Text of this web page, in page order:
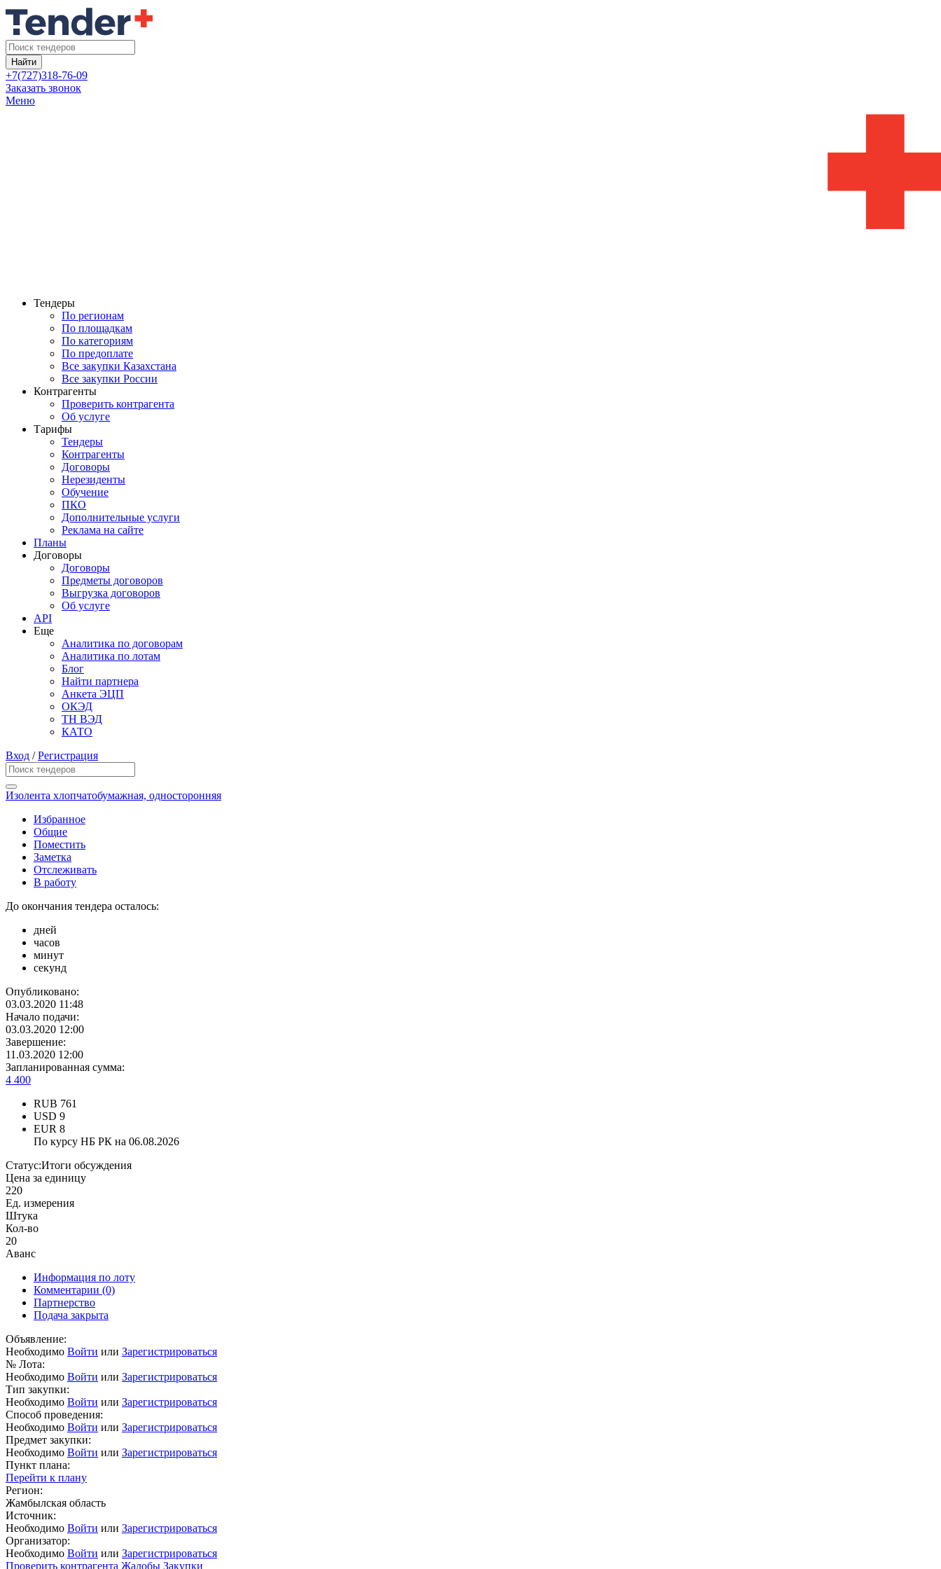
Найти
+7(727)318-76-09
Заказать звонок
Меню
Тендеры
По регионам
По площадкам
По категориям
По предоплате
Все закупки Казахстана
Все закупки России
Контрагенты
Проверить контрагента
Об услуге
Тарифы
Тендеры
Контрагенты
Договоры
Нерезиденты
Обучение
ПКО
Дополнительные услуги
Реклама на сайте
Планы
Договоры
Договоры
Предметы договоров
Выгрузка договоров
Об услуге
API
Еще
Аналитика по договорам
Аналитика по лотам
Блог
Найти партнера
Анкета ЭЦП
ОКЭД
ТН ВЭД
КАТО
Вход /Регистрация
Изолента хлопчатобумажная, односторонняя
Избранное
Общие
Поместить
Заметка
Отслеживать
В работу
До окончания тендера осталось:
дней
часов
минут
секунд
Опубликовано:
03.03.2020 11:48
Начало подачи:
03.03.2020 12:00
Завершение:
11.03.2020 12:00
Запланированная сумма:
4 400
RUB 761
USD 9
EUR 8
По курсу НБ РК на 06.08.2026
Статус:Итоги обсуждения
Цена за единицу
220
Ед. измерения
Штука
Кол-во
20
Аванс
Информация по лоту
Комментарии (0)
Партнерство
Подача закрыта
Объявление:
Необходимо Войти или Зарегистрироваться
№ Лота:
Необходимо Войти или Зарегистрироваться
Тип закупки:
Необходимо Войти или Зарегистрироваться
Способ проведения:
Необходимо Войти или Зарегистрироваться
Предмет закупки:
Необходимо Войти или Зарегистрироваться
Пункт плана:
Перейти к плану
Регион:
Жамбылская область
Источник:
Необходимо Войти или Зарегистрироваться
Организатор:
Необходимо Войти или Зарегистрироваться
Проверить контрагента Жалобы Закупки